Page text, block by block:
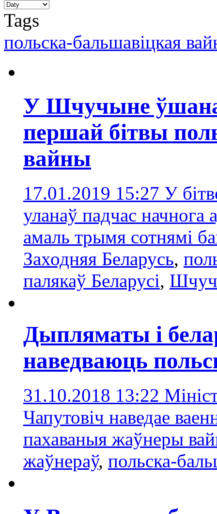
Tags
польска-бальшавіцкая
У Шчучыне
першай бітвы
вайны
17.01.2019 15:27 У
уланаў падчас начнога
амаль трымя сотнямі
Заходняя Беларусь,
палякаў Беларусі,
Дыпляматы і
наведваюць
31.10.2018 13:22
Чапутовіч наведае
пахаваныя жаўнеры
жаўнераў, польска-